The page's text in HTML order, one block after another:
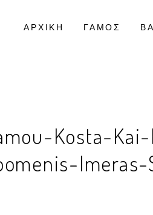
ΑΡΧΙΚΗ ΓΑΜΟΣ
Kosta-